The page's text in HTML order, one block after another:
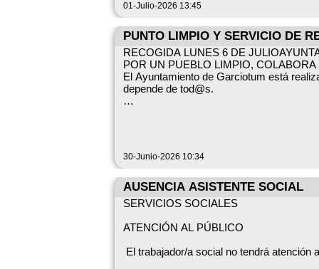
mayores, que seguro aprendemos algo
Podéis conseguirlo aquí:
https://amzn.eu/d/0iQ9MJOK
Eso sí, os avisamos… ¡está disponible
01-Julio-2026 13:45
PUNTO LIMPIO Y
RECOGIDA LUNES 6 DE
POR UN PUEBLO LIMPIO,
El Ayuntamiento de Garciotum está
depende de tod@s.
-No dejes nada fuera de los
-Los muebles y enseres deben
♻️ Punto Limpio Municipal
Se ha habilitado una zona
30-Junio-2026 10:34
AUSENCIA ASISTENTE SOCIAL
SERVICIOS SOCIALES
ATENCIÓN AL PÚBLICO
El trabajador/a social no tendrá atención